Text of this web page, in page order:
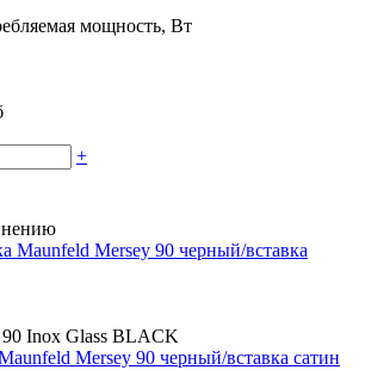
мощность, Вт
+
Inox Glass BLACK
Mersey 90 черный/вставка сатин